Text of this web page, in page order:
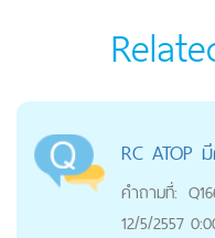
RC ATOP
คำถามที่:
12/5/2557